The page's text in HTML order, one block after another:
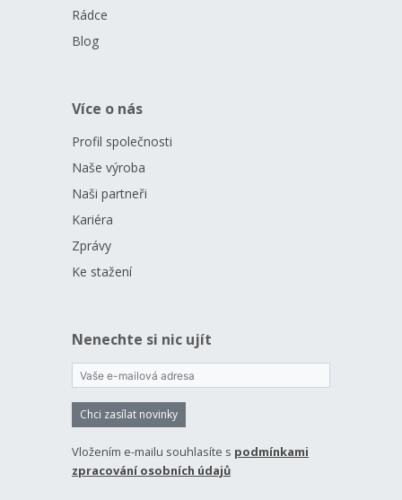
Rádce
Blog
Více o nás
Profil společnosti
Naše výroba
Naši partneři
Kariéra
Zprávy
Ke stažení
Nenechte si nic ujít
Chci zasílat novinky
Vložením e-mailu souhlasíte s podmínkami
zpracování osobních údajů